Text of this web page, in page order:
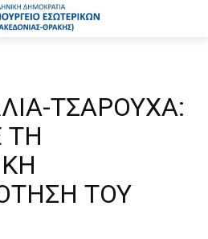
ΤΣΑΡΟΥΧΑ:
ΤΗ
ΤΟΥ